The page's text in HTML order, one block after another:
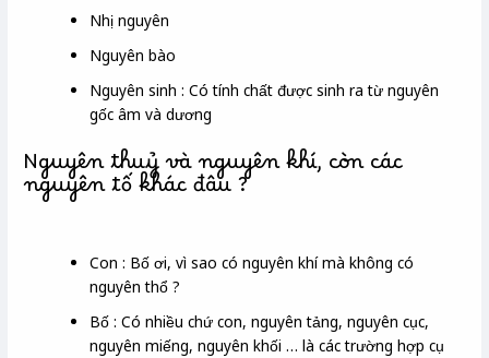
Nhị nguyên
Nguyên bào
Nguyên sinh : Có tính chất được sinh ra từ nguyên
gốc âm và dương
Nguyên thuỷ và nguyên khí, còn các
nguyên tố khác đâu ?
Con : Bố ơi, vì sao có nguyên khí mà không có
nguyên thổ ?
Bố : Có nhiều chứ con, nguyên tảng, nguyên cục,
nguyên miếng, nguyên khối … là các trường hợp cụ